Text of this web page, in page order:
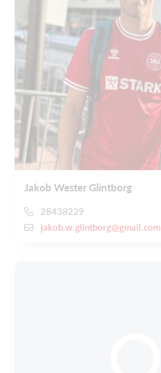
Jakob Wester Glintborg
28438229
jakob.w.glintborg@gmail.com